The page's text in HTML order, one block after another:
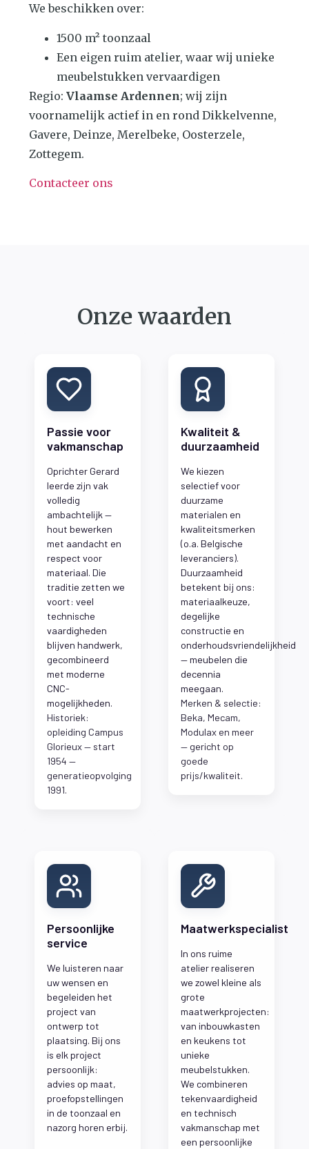
We beschikken over:
1500 m² toonzaal
Een eigen ruim atelier, waar wij unieke
meubelstukken vervaardigen
Regio: Vlaamse Ardennen; wij zijn
voornamelijk actief in en rond Dikkelvenne,
Gavere, Deinze, Merelbeke, Oosterzele,
Zottegem.
Contacteer ons
Onze waarden
Passie voor
vakmanschap
Oprichter Gerard
leerde zijn vak
volledig
ambachtelijk —
hout bewerken
met aandacht en
respect voor
materiaal. Die
traditie zetten we
voort: veel
technische
vaardigheden
blijven handwerk,
gecombineerd
met moderne
CNC-
mogelijkheden.
Historiek:
opleiding Campus
Glorieux — start
1954 —
generatieopvolging
1991.
Kwaliteit &
duurzaamheid
We kiezen
selectief voor
duurzame
materialen en
kwaliteitsmerken
(o.a. Belgische
leveranciers).
Duurzaamheid
betekent bij ons:
materiaalkeuze,
degelijke
constructie en
onderhoudsvriendelijkheid
— meubelen die
decennia
meegaan.
Merken & selectie:
Beka, Mecam,
Modulax en meer
— gericht op
goede
prijs/kwaliteit.
Persoonlijke
service
We luisteren naar
uw wensen en
begeleiden het
project van
ontwerp tot
plaatsing. Bij ons
is elk project
persoonlijk:
advies op maat,
proefopstellingen
in de toonzaal en
nazorg horen erbij.
Maatwerkspecialist
In ons ruime
atelier realiseren
we zowel kleine als
grote
maatwerkprojecten:
van inbouwkasten
en keukens tot
unieke
meubelstukken.
We combineren
tekenvaardigheid
en technisch
vakmanschap met
een persoonlijke